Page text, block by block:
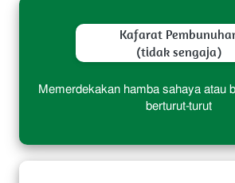
Kafarat
(tidak sengaja)
Memerdekakan hamba sahaya atau
berturut-turut